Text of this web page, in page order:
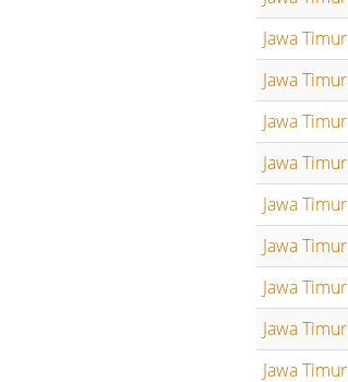
Jawa Timur
Jawa Timur
Jawa Timur
Jawa Timur
Jawa Timur
Jawa Timur
Jawa Timur
Jawa Timur
Jawa Timur